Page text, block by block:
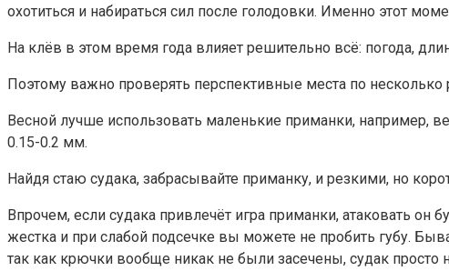
охотиться и набираться сил после голодовки. Именно этот
На клёв в этом время года влияет решительно всё: погода,
Поэтому важно проверять перспективные места по несколько
Весной лучше использовать маленькие приманки, например,
0.15-0.2 мм.
Найдя стаю судака, забрасывайте приманку, и резкими, но
Впрочем, если судака привлечёт игра приманки, атаковать он
жестка и при слабой подсечке вы можете не пробить губу.
так как крючки вообще никак не были засечены, судак просто